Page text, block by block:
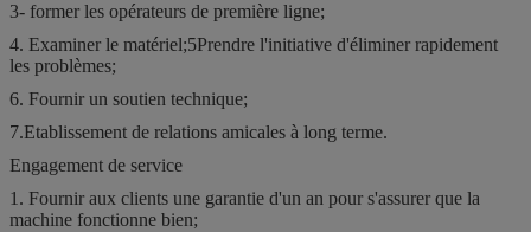
3- former les opérateurs de première ligne;
4. Examiner le matériel;5Prendre l'initiative d'éliminer rapidement
les problèmes;
6. Fournir un soutien technique;
7.Etablissement de relations amicales à long terme.
Engagement de service
1. Fournir aux clients une garantie d'un an pour s'assurer que la
machine fonctionne bien;